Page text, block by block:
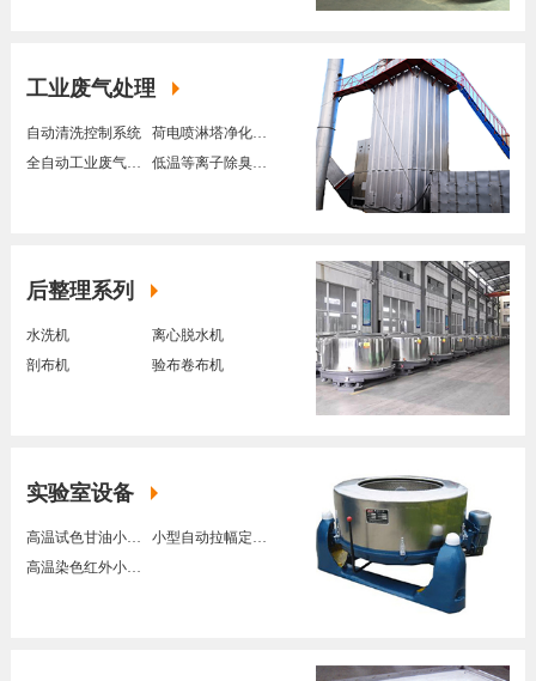
工业废气处理
自动清洗控制系统
荷电喷淋塔净化装置
全自动工业废气处理装置
低温等离子除臭装置
后整理系列
水洗机
离心脱水机
剖布机
验布卷布机
实验室设备
高温试色甘油小样染色机
高温染色红外小样染色机